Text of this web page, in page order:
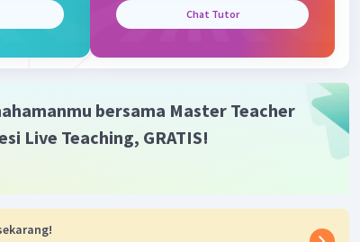
Chat Tutor
bersama Master Teacher
Live Teaching, GRATIS!